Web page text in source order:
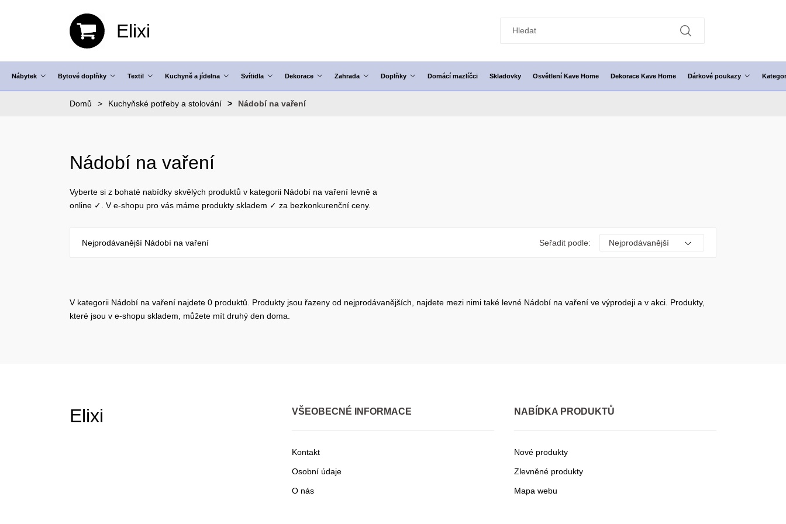
Elixi
Nábytek Bytové doplňky Textil Kuchyně a jídelna Svítidla Dekorace Zahrada Doplňky Domácí mazlíčci Skladovky Osvětlení Kave Home Dekorace Kave Home Dárkové poukazy
Domů Kuchyňské potřeby a stolování Nádobí na vaření
Nádobí na vaření
Vyberte si z bohaté nabídky skvělých produktů v kategorii Nádobí na vaření levně a
online ✓. V e-shopu pro vás máme produkty skladem ✓ za bezkonkurenční ceny.
Nejprodávanější Nádobí na vaření Seřadit podle:
V kategorii Nádobí na vaření najdete 0 produktů. Produkty jsou řazeny od nejprodávanějších, najdete mezi nimi také levné Nádobí na vaření ve výprodeji a v akci. Produkty,
které jsou v e-shopu skladem, můžete mít druhý den doma.
Elixi VŠEOBECNÉ INFORMACE
Kontakt
Osobní údaje
O nás
NABÍDKA PRODUKTŮ
Nové produkty
Zlevněné produkty
Mapa webu